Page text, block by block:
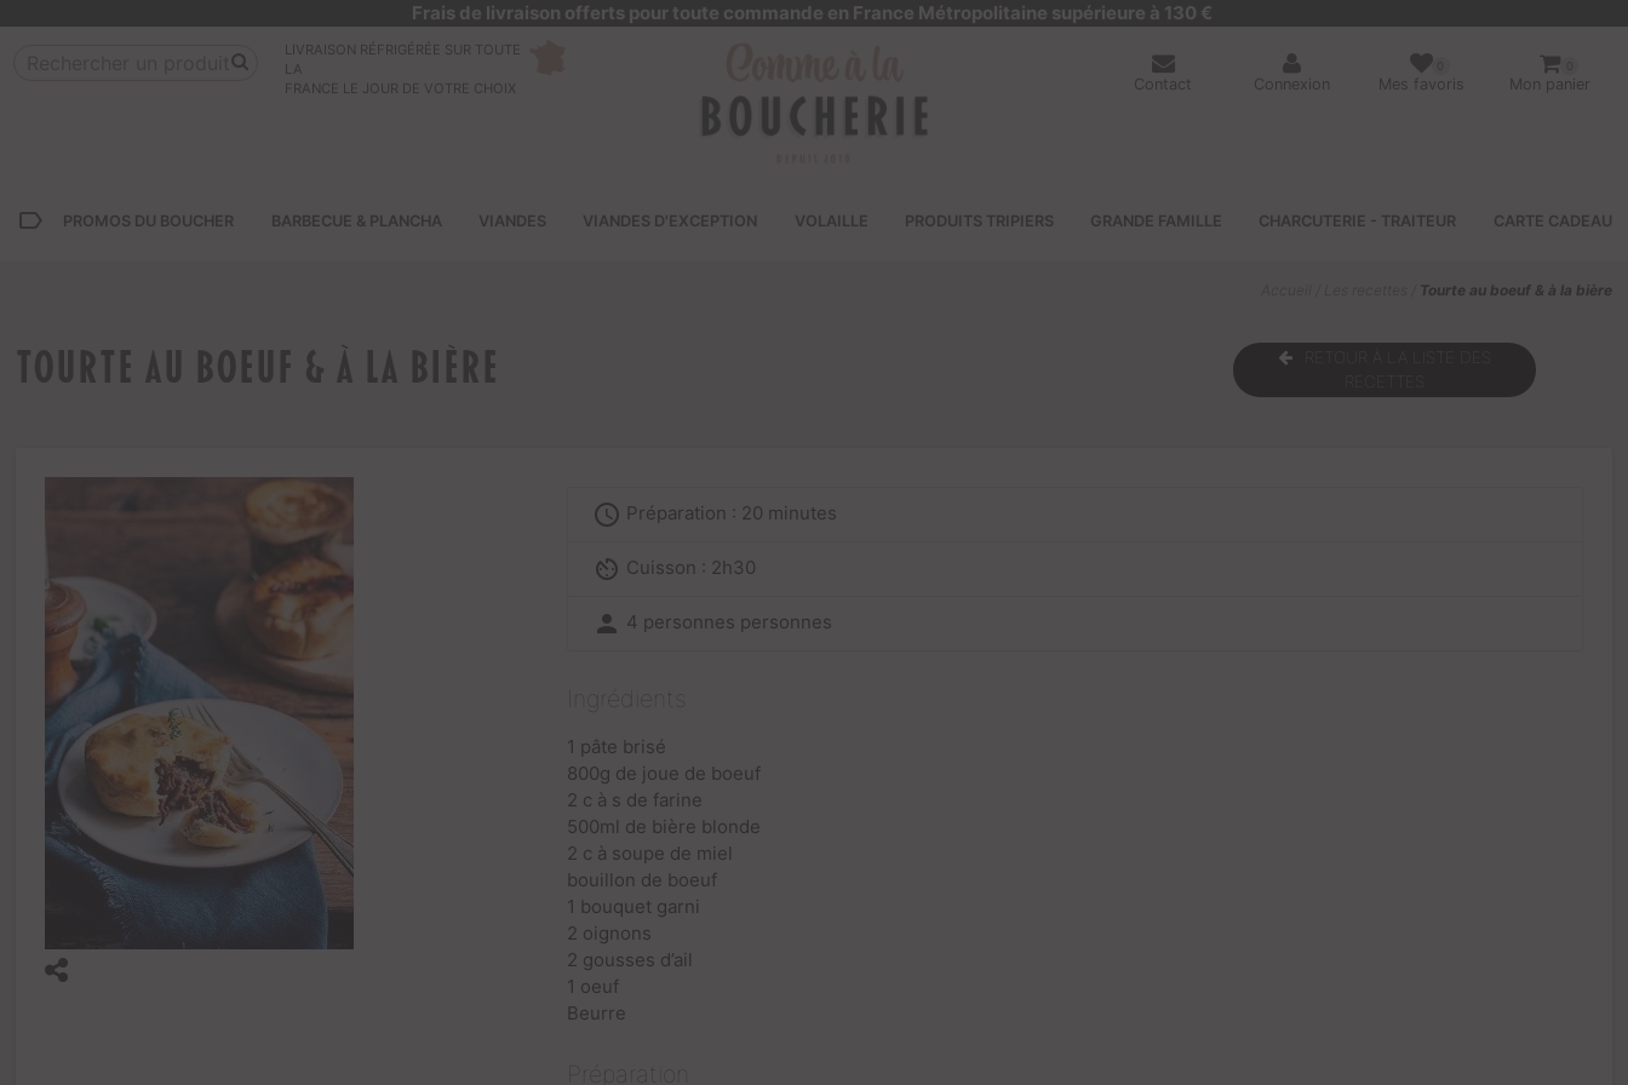
Frais de livraison offerts pour toute commande en France Métropolitaine supérieure à 130 €
LIVRAISON RÉFRIGÉRÉE SUR TOUTE
LA
FRANCE LE JOUR DE VOTRE CHOIX
Contact Connexion Mes favoris Mon panier
label_outline PROMOS DU BOUCHER BARBECUE & PLANCHA VIANDES VIANDES D'EXCEPTION VOLAILLE PRODUITS TRIPIERS GRANDE FAMILLE CHARCUTERIE - TRAITEUR CARTE CADEAU
Tourte au boeuf & à la bière
Tourte au boeuf & à la bière
access_time Préparation : 20 minutes
av_timer Cuisson : 2h30
person 4 personnes personnes
1 pâte brisé
800g de joue de boeuf
2 c à s de farine
500ml de bière blonde
2 c à soupe de miel
bouillon de boeuf
1 bouquet garni
2 oignons
2 gousses d’ail
1 oeuf
Beurre
Préparation